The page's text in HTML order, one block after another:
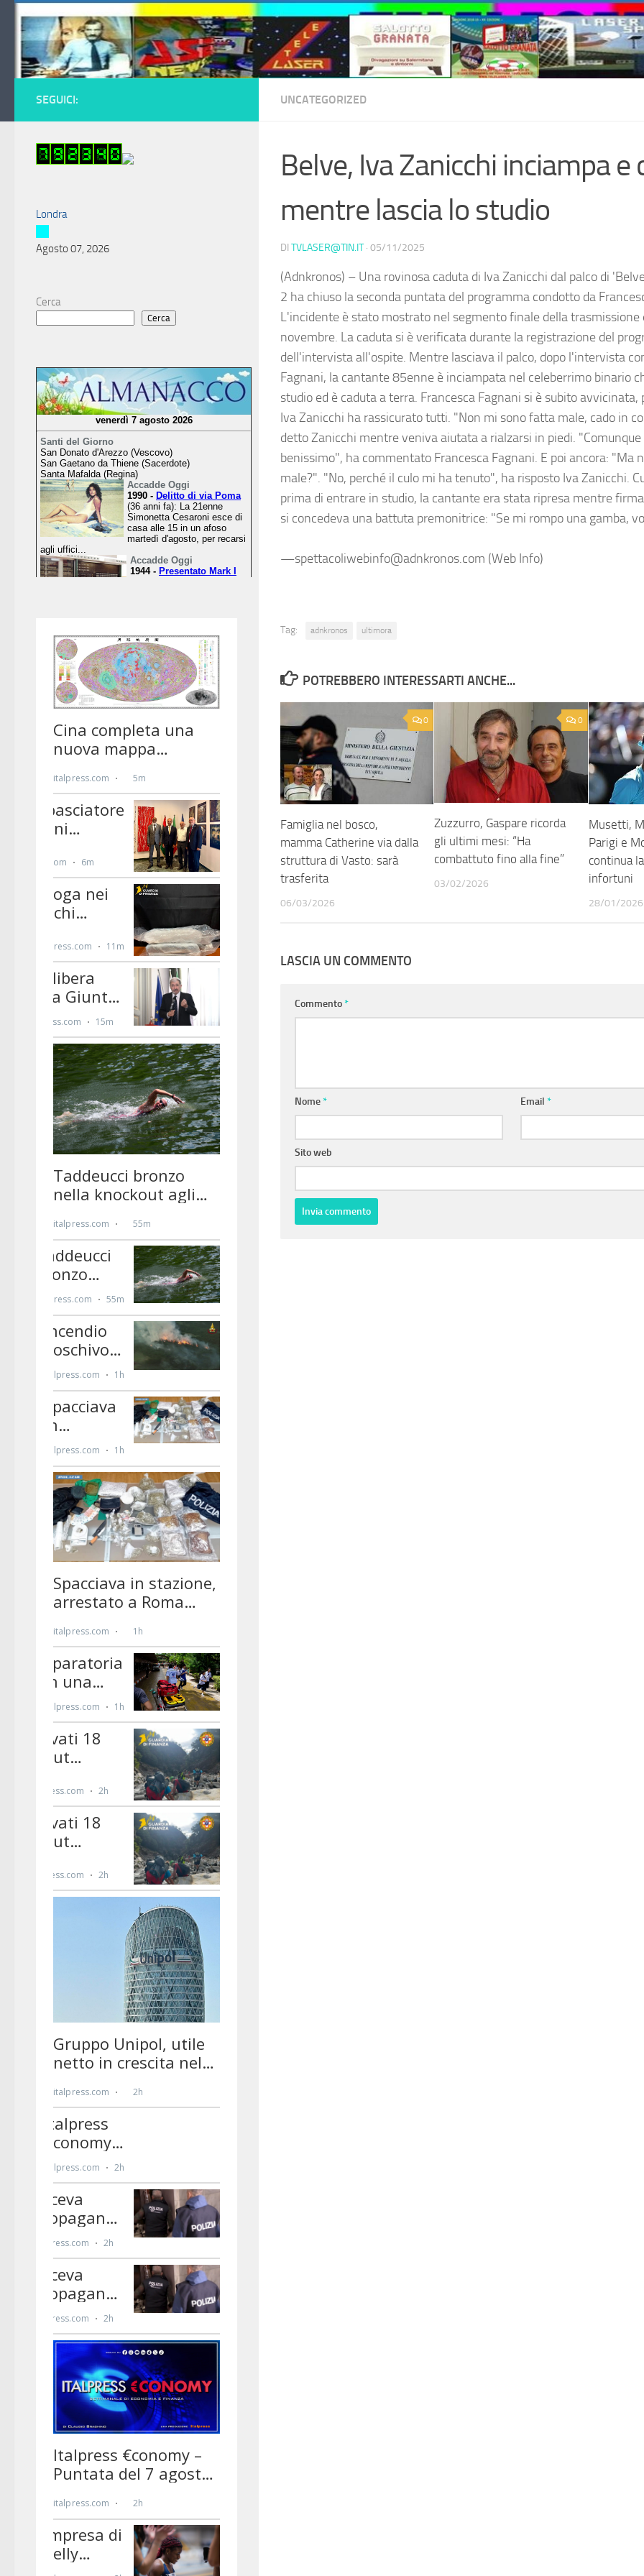
Salta al contenuto
UNCATEGORIZED
Belve, Iva Zanicchi inciampa e
mentre lascia lo studio
DI TVLASER@TIN.IT · 05/11/2025
(Adnkronos) – Una rovinosa caduta di Iva Zanicchi dal palco di
2 ha chiuso la seconda puntata del programma condotto da
L'incidente è stato mostrato nel segmento finale della trasmissione
novembre. La caduta si è verificata durante la registrazione del
dell'intervista all'ospite. Mentre lasciava il palco, dopo l'intervista
Fagnani, la cantante 85enne è inciampata nel celeberrimo binario
studio ed è caduta a terra. Francesca Fagnani si è subito avvicinata,
Iva Zanicchi ha rassicurato tutti. "Non mi sono fatta male, cado in
detto Zanicchi mentre veniva aiutata a rialzarsi in piedi. "Comunque
benissimo", ha commentato Francesca Fagnani. E poi ancora: "Ma
male?". "No, perché il culo mi ha tenuto", ha risposto Iva Zanicchi.
prima di entrare in studio, la cantante era stata ripresa mentre
si concedeva una battuta premonitrice: "Se mi rompo una gamba,
—spettacoliwebinfo@adnkronos.com (Web Info)
Tag: adnkronos ultimora
POTREBBERO INTERESSARTI ANCHE...
0
Famiglia nel bosco,
mamma Catherine via dalla
struttura di Vasto: sarà
trasferita
06/03/2026
0
Zuzzurro, Gaspare ricorda
gli ultimi mesi: “Ha
combattuto fino alla fine”
03/02/2026
Musetti,
Parigi e
continua
infortuni
28/01/2026
LASCIA UN COMMENTO
Commento*
Nome* Email*
Sito web
SEGUICI:
Londra
Agosto 07, 2026
Cerca
Cerca